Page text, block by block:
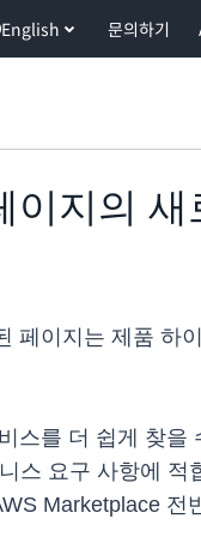
English 문의하기
지의 새
페이지는 제품 하
스를 더 쉽게 찾을
스 요구 사항에 적
Marketplace 전